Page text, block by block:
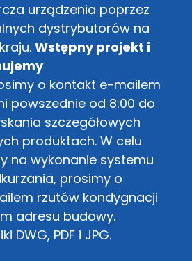
urządzenia poprzez
dystrybutorów na
Wstępny projekt i
o kontakt e-mailem
powszednie od 8:00 do
szczegółowych
produktach. W celu
na wykonanie systemu
prosimy o
rzutów kondygnacji
adresu budowy.
DWG, PDF i JPG.